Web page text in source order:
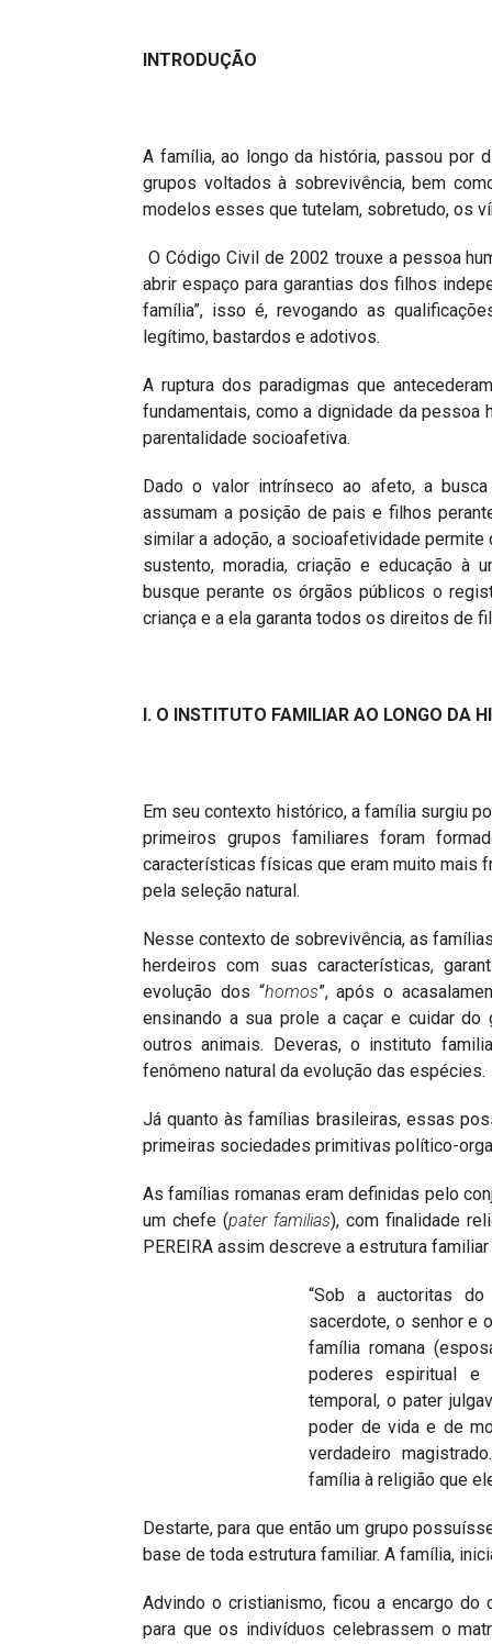
INTRODUÇÃO
A família, ao longo da história, passou por
grupos voltados à sobrevivência, bem
modelos esses que tutelam, sobretudo, os
O Código Civil de 2002 trouxe a pessoa
abrir espaço para garantias dos filhos
família”, isso é, revogando as
legítimo, bastardos e adotivos.
A ruptura dos paradigmas que
fundamentais, como a dignidade da pessoa
parentalidade socioafetiva.
Dado o valor intrínseco ao afeto, a
assumam a posição de pais e filhos
similar a adoção, a socioafetividade
sustento, moradia, criação e educação à
busque perante os órgãos públicos o
criança e a ela garanta todos os direitos de
I. O INSTITUTO FAMILIAR AO LONGO DA
Em seu contexto histórico, a família surgiu
primeiros grupos familiares foram
características físicas que eram muito mais
pela seleção natural.
Nesse contexto de sobrevivência, as
herdeiros com suas características,
evolução dos “homos”, após o
ensinando a sua prole a caçar e cuidar
outros animais. Deveras, o instituto
fenômeno natural da evolução das espécies.
Já quanto às famílias brasileiras, essas
primeiras sociedades primitivas político-
As famílias romanas eram definidas pelo
um chefe (pater familias), com finalidade
PEREIRA assim descreve a estrutura
“Sob a auctoritas
sacerdote, o senhor e
família romana
poderes espiritual e
temporal, o pater
poder de vida e de
verdadeiro
família à religião que
Destarte, para que então um grupo
base de toda estrutura familiar. A família,
Advindo o cristianismo, ficou a encargo
para que os indivíduos celebrassem o